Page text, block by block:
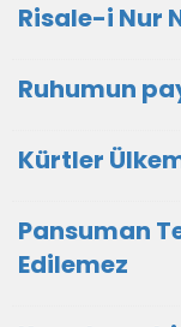
Risale-i Nur
Ruhumun
Kürtler
Pansuman
Edilemez